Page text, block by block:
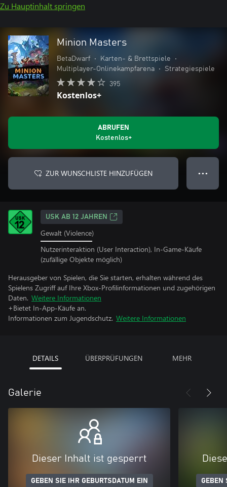
Zu Hauptinhalt springen
Minion Masters
BetaDwarf • Karten- & Brettspiele
•
Multiplayer-Onlinekampfarena
• Strategiespiele
395
Kostenlos+
ABRUFEN
Kostenlos+
ZUR WUNSCHLISTE HINZUFÜGEN ● ● ●
USK AB 12 JAHREN
Gewalt (Violence)
Nutzerinteraktion (User Interaction), In-Game-Käufe
(zufällige Objekte möglich)
Herausgeber von Spielen, die Sie starten, erhalten während des
Spielens Zugriff auf Ihre Xbox-Profilinformationen und zugehörigen
Daten. Weitere Informationen
+Bietet In-App-Käufe an.
Informationen zum Jugendschutz. Weitere Informationen
DETAILS ÜBERPRÜFUNGEN MEHR
Galerie
Dieser Inhalt ist gesperrt
GEBEN SIE IHR GEBURTSDATUM EIN GEBEN